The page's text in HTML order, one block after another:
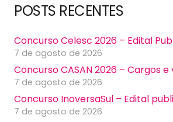
POSTS RECENTES
Concurso Celesc 2026 – Edital
7 de agosto de 2026
Concurso CASAN 2026 – Cargos
7 de agosto de 2026
Concurso InoversaSul – Edital
7 de agosto de 2026